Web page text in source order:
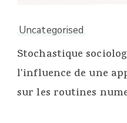
Uncategorised
Stochastique
l'influence de une
sur les routines